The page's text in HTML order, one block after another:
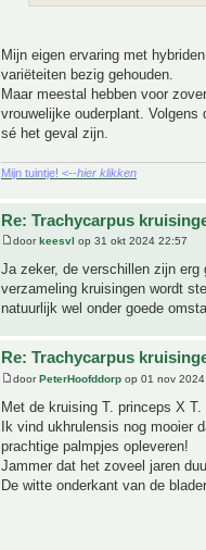
Mijn eigen ervaring met
variëteiten bezig gehouden.
Maar meestal hebben voor
vrouwelijke ouderplant.
sé het geval zijn.
Mijn tuintje! <--hier klikken
Re: Trachycarpus
doorkeesvl op 31 okt 2024 22:57
Ja zeker, de verschillen zijn
verzameling kruisingen wordt
natuurlijk wel onder goede
Re: Trachycarpus
doorPeterHoofddorp op 01 nov
Met de kruising T. princeps X
Ik vind ukhrulensis nog mooier
prachtige palmpjes opleveren!
Jammer dat het zoveel jaren
De witte onderkant van de